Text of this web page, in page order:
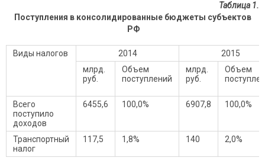
Таблица 1.
Поступления в консолидированные бюджеты субъектов
РФ
Виды налогов 2014
2015
млрд.
руб.
Объем
поступлений
млрд.
руб.
Объем
Всего
поступило
доходов
6455,6 100,0% 6907,8 100,0%
Транспортный
налог
117,5 1,8% 140 2,0%